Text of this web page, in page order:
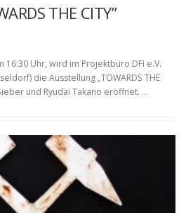
THE CITY”
16:30 Uhr, wird im Projektbüro DFI e.V.
die Ausstellung „TOWARDS THE
und Ryudai Takano eröffnet. …